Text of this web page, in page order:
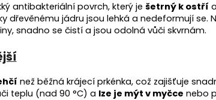
antibakteriální povrch, který je šetrný k ostří a
dřevěnému jádru jsou lehká a nedeformují se.
snadno se čistí a jsou odolná vůči skvrnám.
než běžná krájecí prkénka, což zajišťuje
teplu (nad 90 °C) a lze je mýt v myčce nebo